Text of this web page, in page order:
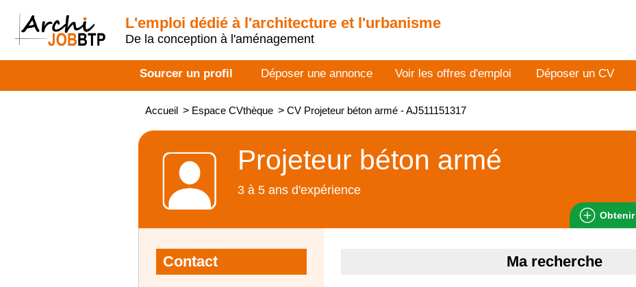
L'emploi dédié à l'architecture et l'urbanisme
De la conception à l'aménagement
Sourcer un profil Déposer une annonce Voir les offres d'emploi Déposer un CV
Accueil > Espace CVthèque > CV Projeteur béton armé - AJ511151317
Projeteur béton armé
3 à 5 ans d'expérience
Obtenir
Contact Ma recherche